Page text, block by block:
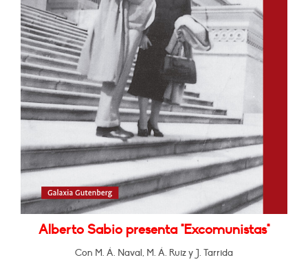
Alberto Sabio presenta "Excomunistas"
Con M. Á. Naval, M. Á. Ruiz y J. Tarrida